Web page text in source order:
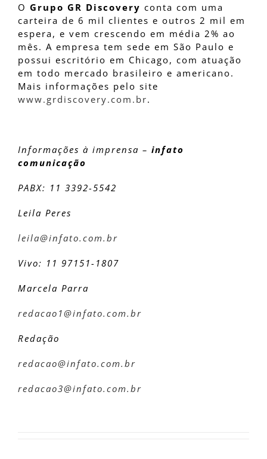
O Grupo GR Discovery conta com uma
carteira de 6 mil clientes e outros 2 mil em
espera, e vem crescendo em média 2% ao
mês. A empresa tem sede em São Paulo e
possui escritório em Chicago, com atuação
em todo mercado brasileiro e americano.
Mais informações pelo site
www.grdiscovery.com.br.
Informações à imprensa – infato
comunicação
PABX: 11 3392-5542
Leila Peres
leila@infato.com.br
Vivo: 11 97151-1807
Marcela Parra
redacao1@infato.com.br
Redação
redacao@infato.com.br
redacao3@infato.com.br